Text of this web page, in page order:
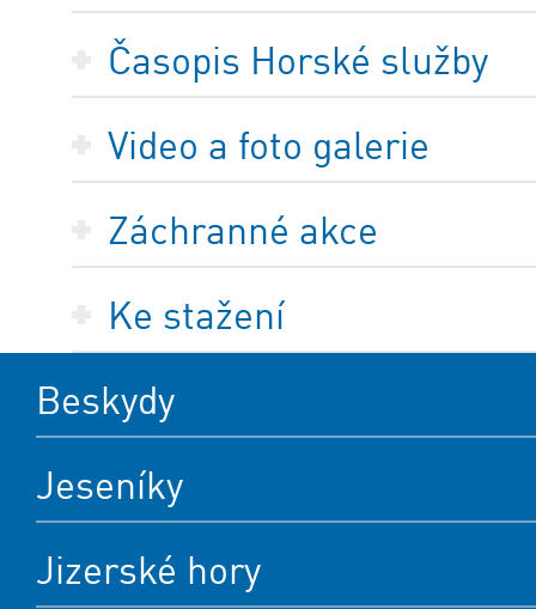
Časopis Horské služby
Video a foto galerie
Záchranné akce
Ke stažení
Beskydy
Jeseníky
Jizerské hory